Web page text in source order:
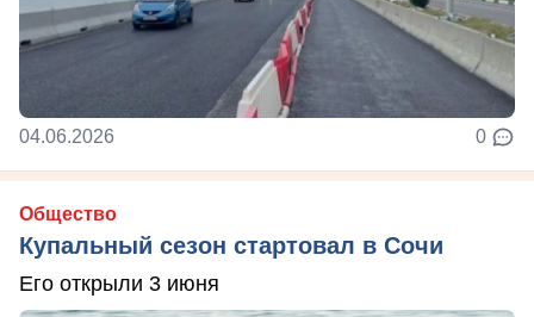
04.06.2026 0
Общество
Купальный сезон стартовал в Сочи
Его открыли 3 июня